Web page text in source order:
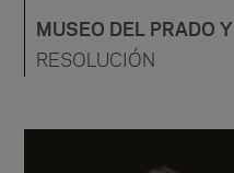
MUSEO DEL PRADO
RESOLUCIÓN